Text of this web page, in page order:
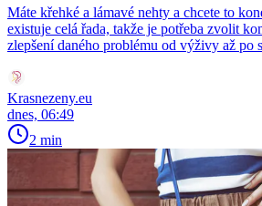
Máte křehké a lámavé nehty a chcete to
existuje celá řada, takže je potřeba zvolit
zlepšení daného problému od výživy až po
Krasnezeny.eu
dnes, 06:49
2 min